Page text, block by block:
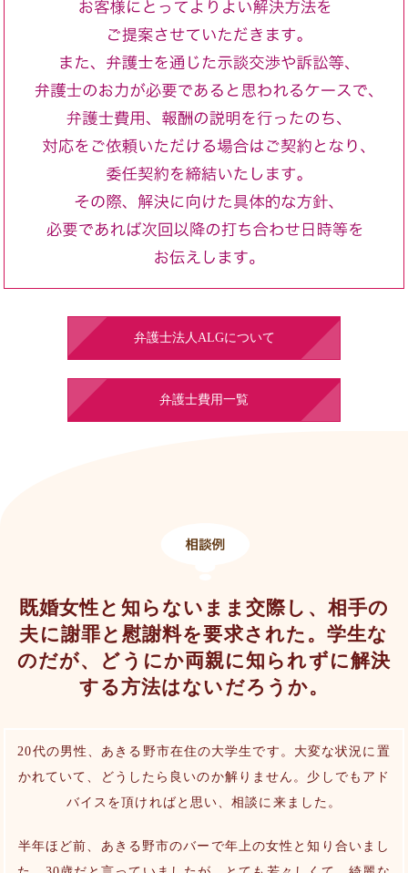
弁護士法人ALGについて
弁護士費用一覧
既婚女性と知らないまま交際し、相手の
夫に謝罪と慰謝料を要求された。学生な
のだが、どうにか両親に知られずに解決
する方法はないだろうか。
20代の男性、あきる野市在住の大学生です。大変な状況に置
かれていて、どうしたら良いのか解りません。少しでもアド
バイスを頂ければと思い、相談に来ました。
半年ほど前、あきる野市のバーで年上の女性と知り合いまし